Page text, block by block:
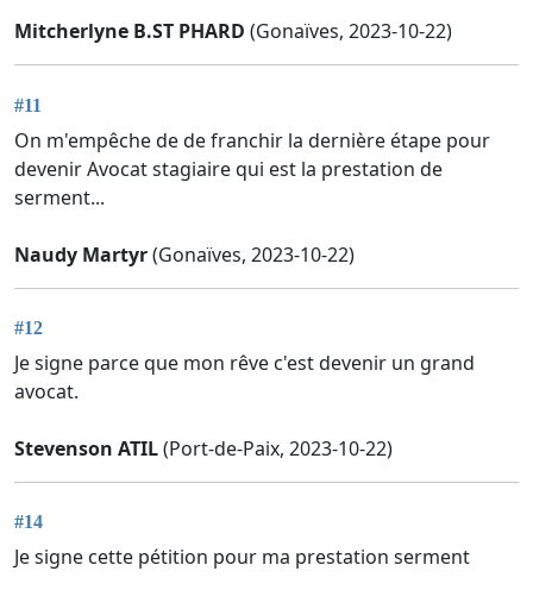
Mitcherlyne B.ST PHARD (Gonaïves, 2023-10-22)
#11
On m'empêche de de franchir la dernière étape pour
devenir Avocat stagiaire qui est la prestation de
serment...
Naudy Martyr(Gonaïves, 2023-10-22)
#12
Je signe parce que mon rêve c'est devenir un grand
avocat.
Stevenson ATIL(Port-de-Paix, 2023-10-22)
#14
Je signe cette pétition pour ma prestation serment